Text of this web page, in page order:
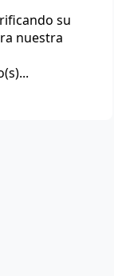
su
nuestra